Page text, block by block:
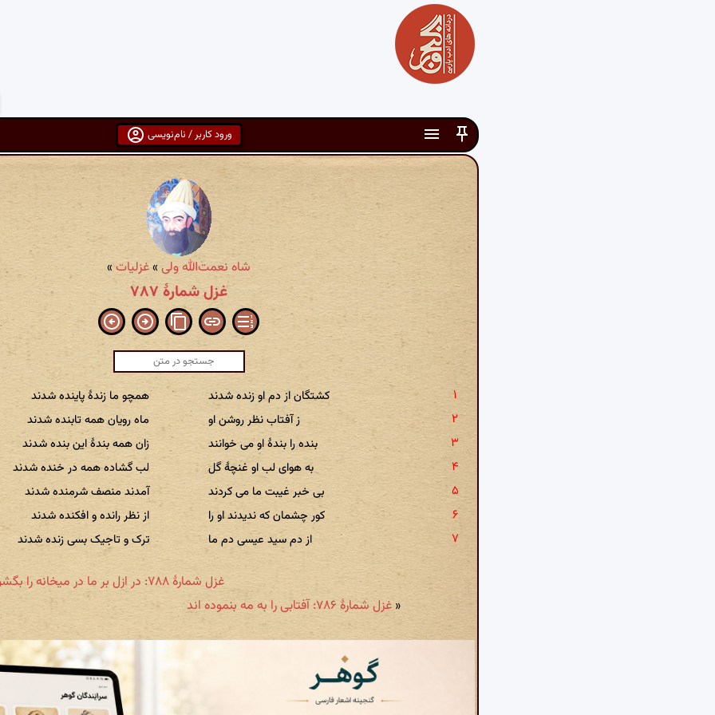
ورود کاربر / نام‌نویسی
شاه نعمت‌الله ولی»غزلیات»
غزل شمارهٔ ۷۸۷
کشتگان از دم او زنده شدند
همچو ما زندهٔ پاینده شدند
ز آفتاب نظر روشن او
ماه رویان همه تابنده شدند
بنده را بندهٔ او می خوانند
زان همه بندهٔ این بنده شدند
به هوای لب او غنچهٔ گل
لب گشاده همه در خنده شدند
بی خبر غیبت ما می کردند
آمدند منصف شرمنده شدند
کور چشمان که ندیدند او را
از نظر رانده و افکنده شدند
از دم سید عیسی دم ما
ترک و تاجیک بسی زنده شدند
غزل شمارهٔ ۷۸۸: در ازل بر ما در میخانه را بگشوده‌اند
« غزل شمارهٔ ۷۸۶: آفتابی را به مه بنموده اند